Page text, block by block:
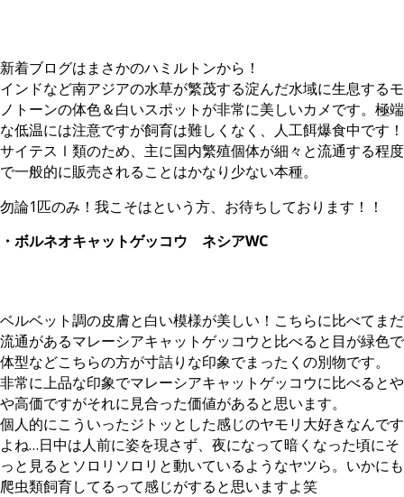
新着ブログはまさかのハミルトンから！
インドなど南アジアの水草が繁茂する淀んだ水域に生息するモ
ノトーンの体色＆白いスポットが非常に美しいカメです。極端
な低温には注意ですが飼育は難しくなく、人工餌爆食中です！
サイテスⅠ類のため、主に国内繁殖個体が細々と流通する程度
で一般的に販売されることはかなり少ない本種。
勿論1匹のみ！我こそはという方、お待ちしております！！
・ボルネオキャットゲッコウ ネシアWC
ベルベット調の皮膚と白い模様が美しい！こちらに比べてまだ
流通があるマレーシアキャットゲッコウと比べると目が緑色で
体型などこちらの方が寸詰りな印象でまったくの別物です。
非常に上品な印象でマレーシアキャットゲッコウに比べるとや
や高価ですがそれに見合った価値があると思います。
個人的にこういったジトッとした感じのヤモリ大好きなんです
よね…日中は人前に姿を現さず、夜になって暗くなった頃にそ
っと見るとソロリソロリと動いているようなヤツら。いかにも
爬虫類飼育してるって感じがすると思いますよ笑